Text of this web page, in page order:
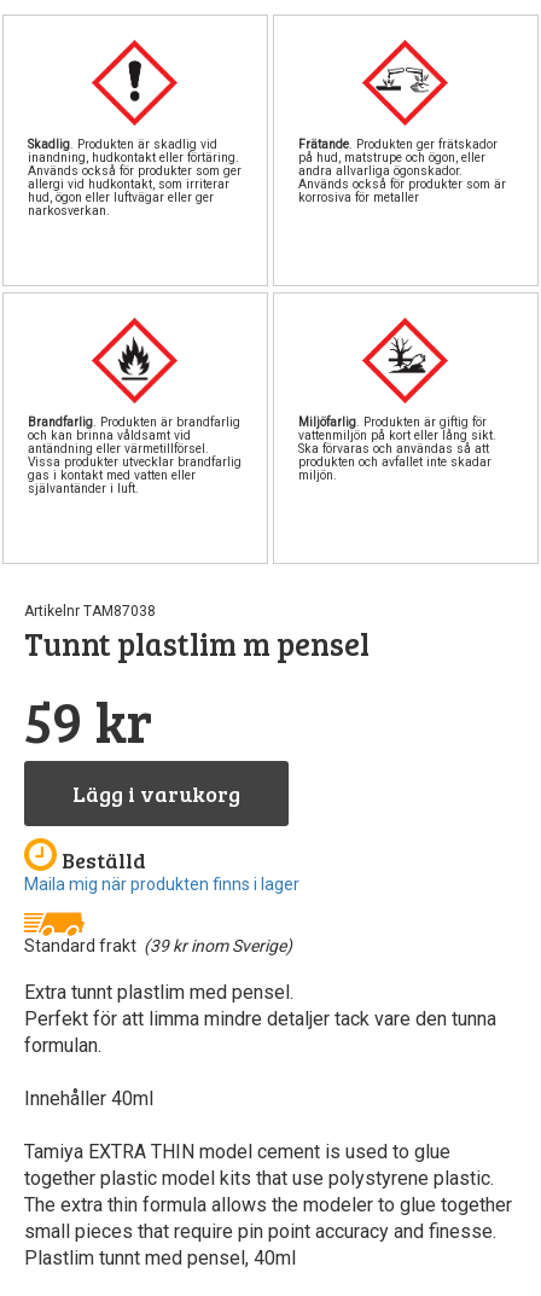
Skadlig . Produkten är skadlig vid
inandning, hudkontakt eller förtäring.
Används också för produkter som ger
allergi vid hudkontakt, som irriterar
hud, ögon eller luftvägar eller ger
narkosverkan.
Frätande . Produkten ger frätskador
på hud, matstrupe och ögon, eller
andra allvarliga ögonskador.
Används också för produkter som är
korrosiva för metaller
Brandfarlig . Produkten är brandfarlig
och kan brinna våldsamt vid
antändning eller värmetillförsel.
Vissa produkter utvecklar brandfarlig
gas i kontakt med vatten eller
självantänder i luft.
Miljöfarlig . Produkten är giftig för
vattenmiljön på kort eller lång sikt.
Ska förvaras och användas så att
produkten och avfallet inte skadar
miljön.
Artikelnr TAM87038
Tunnt plastlim m pensel
59 kr
Lägg i varukorg
Beställd
Maila mig när produkten finns i lager
Standard frakt (39 kr inom Sverige)
Extra tunnt plastlim med pensel.
Perfekt för att limma mindre detaljer tack vare den tunna
formulan.
Innehåller 40ml
Tamiya EXTRA THIN model cement is used to glue
together plastic model kits that use polystyrene plastic.
The extra thin formula allows the modeler to glue together
small pieces that require pin point accuracy and finesse.
Plastlim tunnt med pensel, 40ml